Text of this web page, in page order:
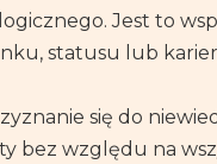
Jest to
statusu lub
się do
bez względu na